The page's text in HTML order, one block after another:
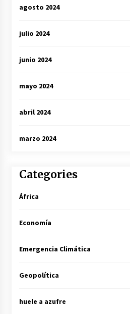
agosto 2024
julio 2024
junio 2024
mayo 2024
abril 2024
marzo 2024
Categories
África
Economía
Emergencia Climática
Geopolítica
huele a azufre